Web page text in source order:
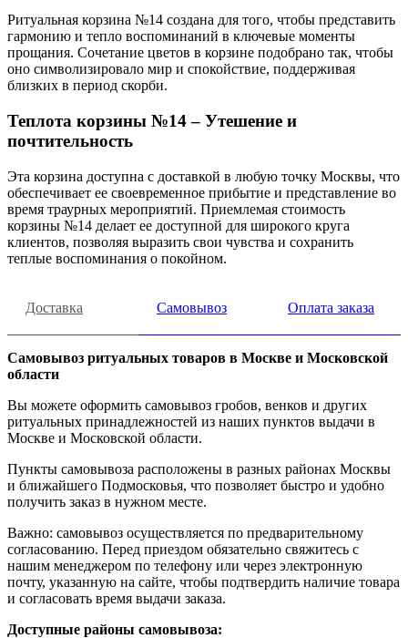
Ритуальная корзина №14 создана для того, чтобы представить
гармонию и тепло воспоминаний в ключевые моменты
прощания. Сочетание цветов в корзине подобрано так, чтобы
оно символизировало мир и спокойствие, поддерживая
близких в период скорби.
Теплота корзины №14 – Утешение и
почтительность
Эта корзина доступна с доставкой в любую точку Москвы, что
обеспечивает ее своевременное прибытие и представление во
время траурных мероприятий. Приемлемая стоимость
корзины №14 делает ее доступной для широкого круга
клиентов, позволяя выразить свои чувства и сохранить
теплые воспоминания о покойном.
Доставка Самовывоз Оплата заказа
Самовывоз ритуальных товаров в Москве и Московской
области
Вы можете оформить самовывоз гробов, венков и других
ритуальных принадлежностей из наших пунктов выдачи в
Москве и Московской области.
Пункты самовывоза расположены в разных районах Москвы
и ближайшего Подмосковья, что позволяет быстро и удобно
получить заказ в нужном месте.
Важно: самовывоз осуществляется по предварительному
согласованию. Перед приездом обязательно свяжитесь с
нашим менеджером по телефону или через электронную
почту, указанную на сайте, чтобы подтвердить наличие товара
и согласовать время выдачи заказа.
Доступные районы самовывоза: